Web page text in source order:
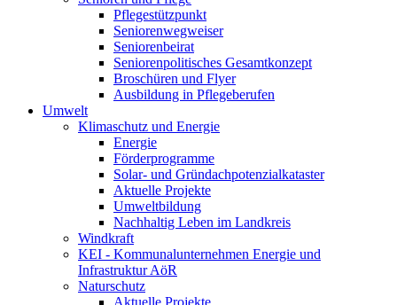
Pflegestützpunkt
Seniorenwegweiser
Seniorenbeirat
Seniorenpolitisches Gesamtkonzept
Broschüren und Flyer
Ausbildung in Pflegeberufen
Umwelt
Klimaschutz und Energie
Energie
Förderprogramme
Solar- und Gründachpotenzialkataster
Aktuelle Projekte
Umweltbildung
Nachhaltig Leben im Landkreis
Windkraft
KEI - Kommunalunternehmen Energie und
Infrastruktur AöR
Naturschutz
Aktuelle Projekte